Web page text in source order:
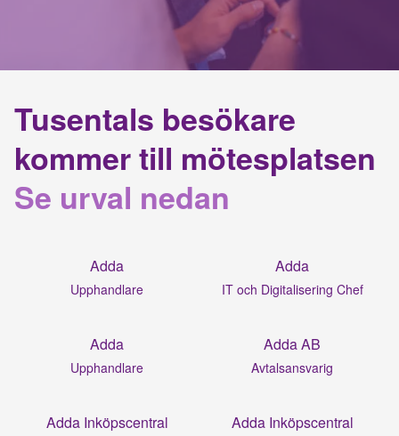
Tusentals besökare
kommer till mötesplatsen
Se urval nedan
Adda
Upphandlare
Adda
IT och Digitalisering Chef
Adda
Upphandlare
Adda AB
Avtalsansvarig
Adda Inköpscentral Adda Inköpscentral